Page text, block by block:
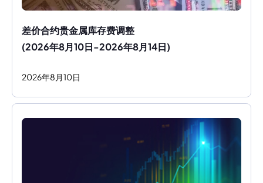
差价合约贵金属库存费调整
(2026年8月10日-2026年8月14日)
2026年8 月10日